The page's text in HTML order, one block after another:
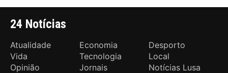
24 Notícias
Atualidade Economia
Desporto
Vida
Tecnologia
Local
Opinião
Jornais Notícias Lusa